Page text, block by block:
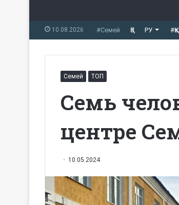
10.08.2026 #Семей ҚЗ РУ
Семей ТОП
Семь
центре
10.05.2024